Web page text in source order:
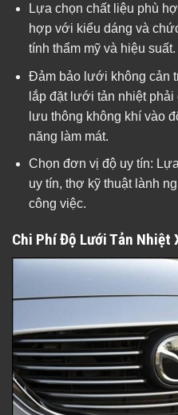
Lựa chọn chất liệu phù
hợp với kiểu dáng và
tính thẩm mỹ và hiệu suất.
Đảm bảo lưới không cản
lắp đặt lưới tản nhiệt
lưu thông không khí vào
năng làm mát.
Chọn đơn vị độ uy tín:
uy tín, thợ kỹ thuật lành
công việc.
Chi Phí Độ Lưới Tản Nhiệt